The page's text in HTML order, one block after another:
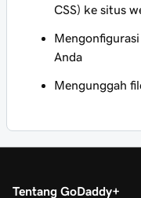
CSS) ke situs
Anda
Mengunggah
Tentang GoDaddy